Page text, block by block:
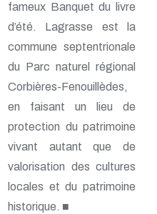
fameux Banquet du livre
d’été. Lagrasse est la
commune septentrionale
du Parc naturel régional
Corbières-Fenouillèdes,
en faisant un lieu de
protection du patrimoine
vivant autant que de
valorisation des cultures
locales et du patrimoine
historique. ■